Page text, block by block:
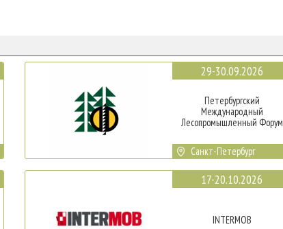
29-30.09.2026
Петербургский
Международный
Лесопромышленный Форум
Санкт-Петербург
17-20.10.2026
INTERMOB